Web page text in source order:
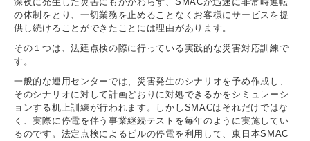
の体制をとり、一切業務を止めることなくお客様にサービスを提
供し続けることができたことには理由があります。
その１つは、法廷点検の際に行っている実践的な災害対応訓練で
す。
一般的な運用センターでは、災害発生のシナリオを予め作成し、
そのシナリオに対して計画どおりに対処できるかをシミュレーシ
ョンする机上訓練が行われます。しかしSMACはそれだけではな
く、実際に停電を伴う事業継続テストを毎年のように実施してい
るのです。法定点検によるビルの停電を利用して、東日本SMAC